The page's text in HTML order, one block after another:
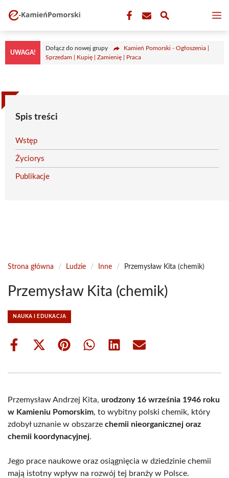
treści
UWAGA!
Dołącz do nowej grupy
Kamień Pomorski - Ogłoszenia |
Sprzedam | Kupię | Zamienię | Praca
Spis treści
Wstęp
Życiorys
Publikacje
Strona główna / Ludzie / Inne / Przemysław Kita (chemik)
Przemysław Kita (chemik)
NAUKA I EDUKACJA
Share
Share
(Twitter)
Share Share Share Share
Przemysław Andrzej Kita, urodzony 16 września 1946 roku
w Kamieniu Pomorskim, to wybitny polski chemik, który
zdobył uznanie w obszarze chemii nieorganicznej oraz
chemii koordynacyjnej.
Jego prace naukowe oraz osiągnięcia w dziedzinie chemii
mają istotny wpływ na rozwój tej branży w Polsce.